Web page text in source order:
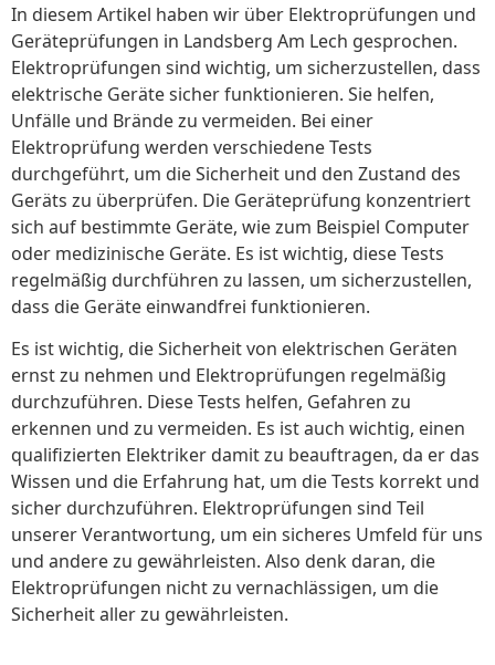
In diesem Artikel haben wir über Elektroprüfungen und
Geräteprüfungen in Landsberg Am Lech gesprochen.
Elektroprüfungen sind wichtig, um sicherzustellen, dass
elektrische Geräte sicher funktionieren. Sie helfen,
Unfälle und Brände zu vermeiden. Bei einer
Elektroprüfung werden verschiedene Tests
durchgeführt, um die Sicherheit und den Zustand des
Geräts zu überprüfen. Die Geräteprüfung konzentriert
sich auf bestimmte Geräte, wie zum Beispiel Computer
oder medizinische Geräte. Es ist wichtig, diese Tests
regelmäßig durchführen zu lassen, um sicherzustellen,
dass die Geräte einwandfrei funktionieren.
Es ist wichtig, die Sicherheit von elektrischen Geräten
ernst zu nehmen und Elektroprüfungen regelmäßig
durchzuführen. Diese Tests helfen, Gefahren zu
erkennen und zu vermeiden. Es ist auch wichtig, einen
qualifizierten Elektriker damit zu beauftragen, da er das
Wissen und die Erfahrung hat, um die Tests korrekt und
sicher durchzuführen. Elektroprüfungen sind Teil
unserer Verantwortung, um ein sicheres Umfeld für uns
und andere zu gewährleisten. Also denk daran, die
Elektroprüfungen nicht zu vernachlässigen, um die
Sicherheit aller zu gewährleisten.